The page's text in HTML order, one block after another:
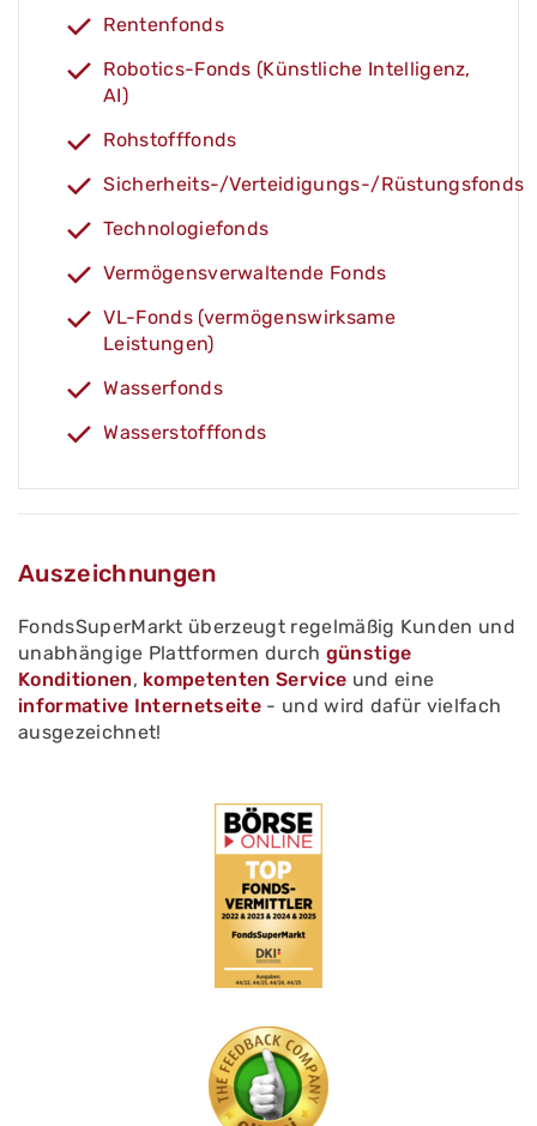
Rentenfonds
Robotics-Fonds (Künstliche Intelligenz,
AI)
Rohstofffonds
Sicherheits-/Verteidigungs-/Rüstungsfonds
Technologiefonds
Vermögensverwaltende Fonds
VL-Fonds (vermögenswirksame
Leistungen)
Wasserfonds
Wasserstofffonds
Auszeichnungen
FondsSuperMarkt überzeugt regelmäßig Kunden und
unabhängige Plattformen durch günstige
Konditionen, kompetenten Service und eine
informative Internetseite - und wird dafür vielfach
ausgezeichnet!